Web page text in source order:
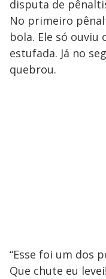
disputa de
No primeiro
bola. Ele só ouviu
estufada. Já no
quebrou.
“Esse foi um dos
Que chute eu